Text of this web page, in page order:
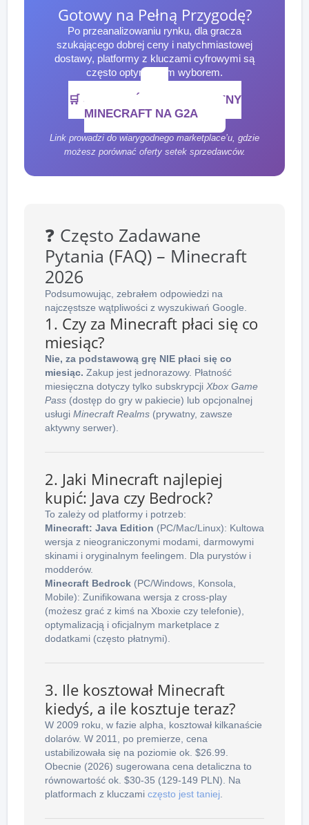
Gotowy na Pełną Przygodę?
Po przeanalizowaniu rynku, dla gracza
szukającego dobrej ceny i natychmiastowej
dostawy, platformy z kluczami cyfrowymi są
często optymalnym wyborem.
🛒 SPRAWDŹ AKTUALNE CENY
MINECRAFT NA G2A
Link prowadzi do wiarygodnego marketplace’u, gdzie
możesz porównać oferty setek sprzedawców.
❓ Często Zadawane
Pytania (FAQ) – Minecraft
2026
Podsumowując, zebrałem odpowiedzi na
najczęstsze wątpliwości z wyszukiwań Google.
1. Czy za Minecraft płaci się co
miesiąc?
Nie, za podstawową grę NIE płaci się co
miesiąc. Zakup jest jednorazowy. Płatność
miesięczna dotyczy tylko subskrypcji Xbox Game
Pass (dostęp do gry w pakiecie) lub opcjonalnej
usługi Minecraft Realms (prywatny, zawsze
aktywny serwer).
2. Jaki Minecraft najlepiej
kupić: Java czy Bedrock?
To zależy od platformy i potrzeb:
Minecraft: Java Edition (PC/Mac/Linux): Kultowa
wersja z nieograniczonymi modami, darmowymi
skinami i oryginalnym feelingem. Dla purystów i
modderów.
Minecraft Bedrock (PC/Windows, Konsola,
Mobile): Zunifikowana wersja z cross-play
(możesz grać z kimś na Xboxie czy telefonie),
optymalizacją i oficjalnym marketplace z
dodatkami (często płatnymi).
3. Ile kosztował Minecraft
kiedyś, a ile kosztuje teraz?
W 2009 roku, w fazie alpha, kosztował kilkanaście
dolarów. W 2011, po premierze, cena
ustabilizowała się na poziomie ok. $26.99.
Obecnie (2026) sugerowana cena detaliczna to
równowartość ok. $30-35 (129-149 PLN). Na
platformach z kluczami często jest taniej